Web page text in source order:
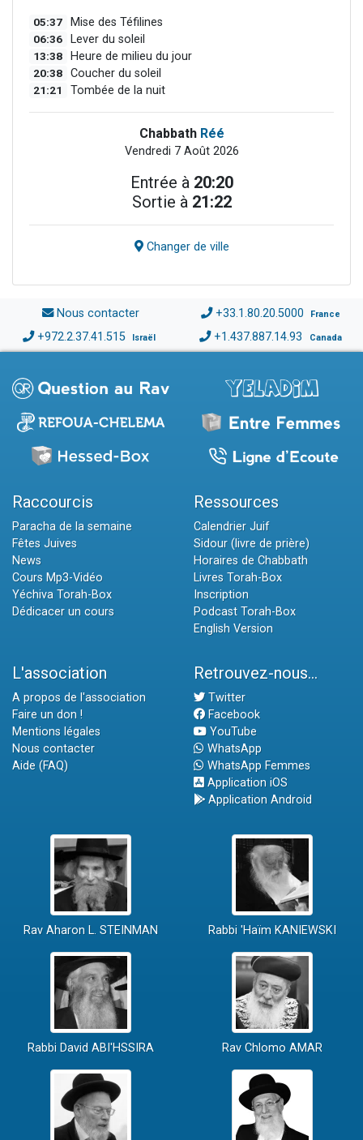
05:37 Mise des Téfilines
06:36 Lever du soleil
13:38 Heure de milieu du jour
20:38 Coucher du soleil
21:21 Tombée de la nuit
Chabbath Réé
Vendredi 7 Août 2026
Entrée à 20:20
Sortie à 21:22
Changer de ville
Nous contacter +33.1.80.20.5000 France
+972.2.37.41.515 Israël +1.437.887.14.93 Canada
Raccourcis
Paracha de la semaine
Fêtes Juives
News
Cours Mp3-Vidéo
Yéchiva Torah-Box
Dédicacer un cours
Ressources
Calendrier Juif
Sidour (livre de prière)
Horaires de Chabbath
Livres Torah-Box
Inscription
Podcast Torah-Box
English Version
L'association
A propos de l'association
Faire un don !
Mentions légales
Nous contacter
Aide (FAQ)
Retrouvez-nous...
Twitter
Facebook
YouTube
WhatsApp
WhatsApp Femmes
Application iOS
Application Android
Rav Aharon L. STEINMAN Rabbi 'Haïm KANIEWSKI
Rabbi David ABI'HSSIRA Rav Chlomo AMAR